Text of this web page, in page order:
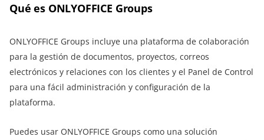
Qué es ONLYOFFICE Groups
ONLYOFFICE Groups incluye una plataforma de colaboración
para la gestión de documentos, proyectos, correos
electrónicos y relaciones con los clientes y el Panel de Control
para una fácil administración y configuración de la
plataforma.
Puedes usar ONLYOFFICE Groups como una solución